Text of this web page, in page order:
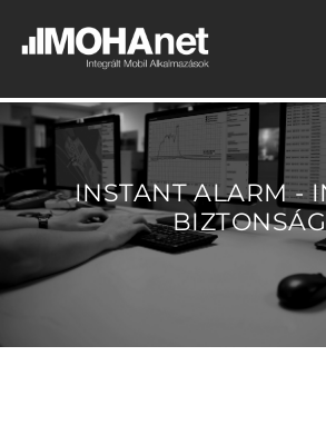
INSTANT ALARM -
BIZTONSÁG